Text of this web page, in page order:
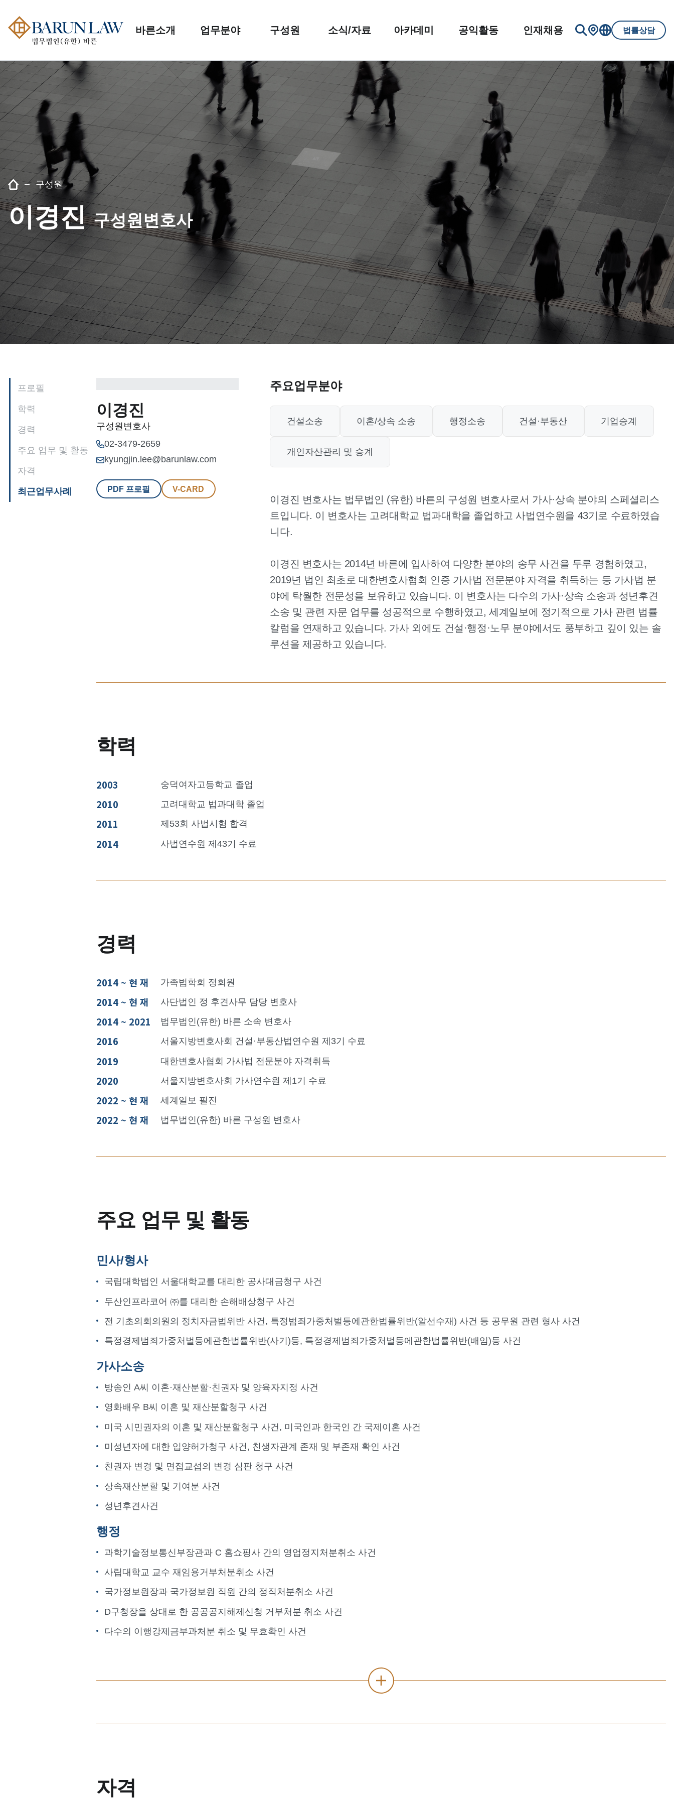
바른소개 업무분야 구성원 소식/자료 아카데미 공익활동 인재채용 법률상담
구성원
이경진구성원변호사
프로필
학력
경력
주요 업무 및 활동
자격
최근업무사례
이경진
구성원변호사
02-3479-2659
kyungjin.lee@barunlaw.com
PDF 프로필 V-CARD
주요업무분야
건설소송 이혼/상속 소송 행정소송 건설·부동산 기업승계
개인자산관리 및 승계
이경진 변호사는 법무법인 (유한) 바른의 구성원 변호사로서 가사·상속 분야의 스페셜리스
트입니다. 이 변호사는 고려대학교 법과대학을 졸업하고 사법연수원을 43기로 수료하였습
니다.
이경진 변호사는 2014년 바른에 입사하여 다양한 분야의 송무 사건을 두루 경험하였고,
2019년 법인 최초로 대한변호사협회 인증 가사법 전문분야 자격을 취득하는 등 가사법 분
야에 탁월한 전문성을 보유하고 있습니다. 이 변호사는 다수의 가사·상속 소송과 성년후견
소송 및 관련 자문 업무를 성공적으로 수행하였고, 세계일보에 정기적으로 가사 관련 법률
칼럼을 연재하고 있습니다. 가사 외에도 건설·행정·노무 분야에서도 풍부하고 깊이 있는 솔
루션을 제공하고 있습니다.
학력
2003 숭덕여자고등학교 졸업
2010 고려대학교 법과대학 졸업
2011 제53회 사법시험 합격
2014 사법연수원 제43기 수료
경력
2014 ~ 현 재 가족법학회 정회원
2014 ~ 현 재 사단법인 정 후견사무 담당 변호사
2014 ~ 2021 법무법인(유한) 바른 소속 변호사
2016 서울지방변호사회 건설·부동산법연수원 제3기 수료
2019 대한변호사협회 가사법 전문분야 자격취득
2020 서울지방변호사회 가사연수원 제1기 수료
2022 ~ 현 재 세계일보 필진
2022 ~ 현 재 법무법인(유한) 바른 구성원 변호사
주요 업무 및 활동
민사/형사
국립대학법인 서울대학교를 대리한 공사대금청구 사건
두산인프라코어 ㈜를 대리한 손해배상청구 사건
전 기초의회의원의 정치자금법위반 사건, 특정범죄가중처벌등에관한법률위반(알선수재) 사건 등 공무원 관련 형사 사건
특정경제범죄가중처벌등에관한법률위반(사기)등, 특정경제범죄가중처벌등에관한법률위반(배임)등 사건
가사소송
방송인 A씨 이혼·재산분할·친권자 및 양육자지정 사건
영화배우 B씨 이혼 및 재산분할청구 사건
미국 시민권자의 이혼 및 재산분할청구 사건, 미국인과 한국인 간 국제이혼 사건
미성년자에 대한 입양허가청구 사건, 친생자관계 존재 및 부존재 확인 사건
친권자 변경 및 면접교섭의 변경 심판 청구 사건
상속재산분할 및 기여분 사건
성년후견사건
행정
과학기술정보통신부장관과 C 홈쇼핑사 간의 영업정지처분취소 사건
사립대학교 교수 재임용거부처분취소 사건
국가정보원장과 국가정보원 직원 간의 정직처분취소 사건
D구청장을 상대로 한 공공공지해제신청 거부처분 취소 사건
다수의 이행강제금부과처분 취소 및 무효확인 사건
자격